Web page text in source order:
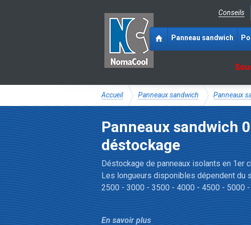
Conseils
Panneau sandwich
Accueil Panneaux sandwich Panneaux
Panneaux sandwich
déstockage
Déstockage de panneaux isolants en 1er
Les longueurs disponibles dépendent du
2500 - 3000 - 3500 - 4000 - 4500 - 5000
Détails panneaux
En savoir plus